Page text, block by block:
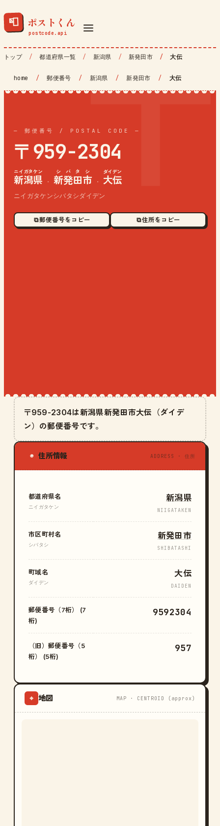
📮 ポストくん
トップ 都道府県一覧 新潟県 新発田市 大伝
home / 郵便番号 / 新潟県 / 新発田市 / 大伝
— 郵便番号 / POSTAL CODE —
〒959-2304
新潟県
ニイガタケン
· 新発田市
シバタシ
· 大伝
ダイデン
ニイガタケンシバタシダイデン
⧉ 郵便番号をコピー ⧉ 住所をコピー
〒959-2304は新潟県新発田市大伝（ダイデ
ン）の郵便番号です。
◉ 住所情報 ADDRESS · 住所
都道府県名
ニイガタケン
新潟県
NIIGATAKEN
市区町村名
シバタシ
新発田市
SHIBATASHI
町域名
ダイデン
大伝
DAIDEN
郵便番号（7桁） (7
桁)
9592304
（旧）郵便番号（5
桁） (5桁)
957
⌖ 地図 MAP · CENTROID (approx)